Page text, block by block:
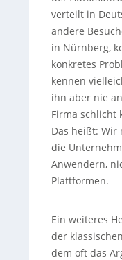
verteilt in
andere
in Nürnberg,
konkretes
kennen
ihn aber nie
Firma schlicht
Das heißt: Wir
die
Anwendern,
Plattformen.
Ein weiteres
der
dem oft das